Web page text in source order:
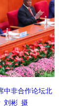
中非合作论坛北
刘彬 摄